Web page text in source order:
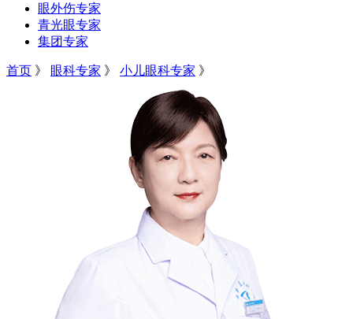
眼外伤专家
青光眼专家
集团专家
首页 》 眼科专家 》 小儿眼科专家 》